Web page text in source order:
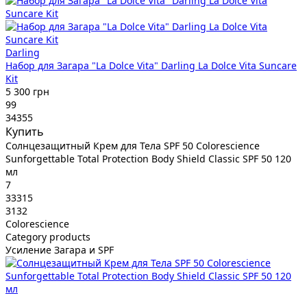
Darling
Набор для Загара "La Dolce Vita" Darling La Dolce Vita Suncare
Kit
5 300 грн
99
34355
Купить
Солнцезащитный Крем для Тела SPF 50 Colorescience
Sunforgettable Total Protection Body Shield Classic SPF 50 120
мл
7
33315
3132
Colorescience
Category products
Усиление Загара и SPF